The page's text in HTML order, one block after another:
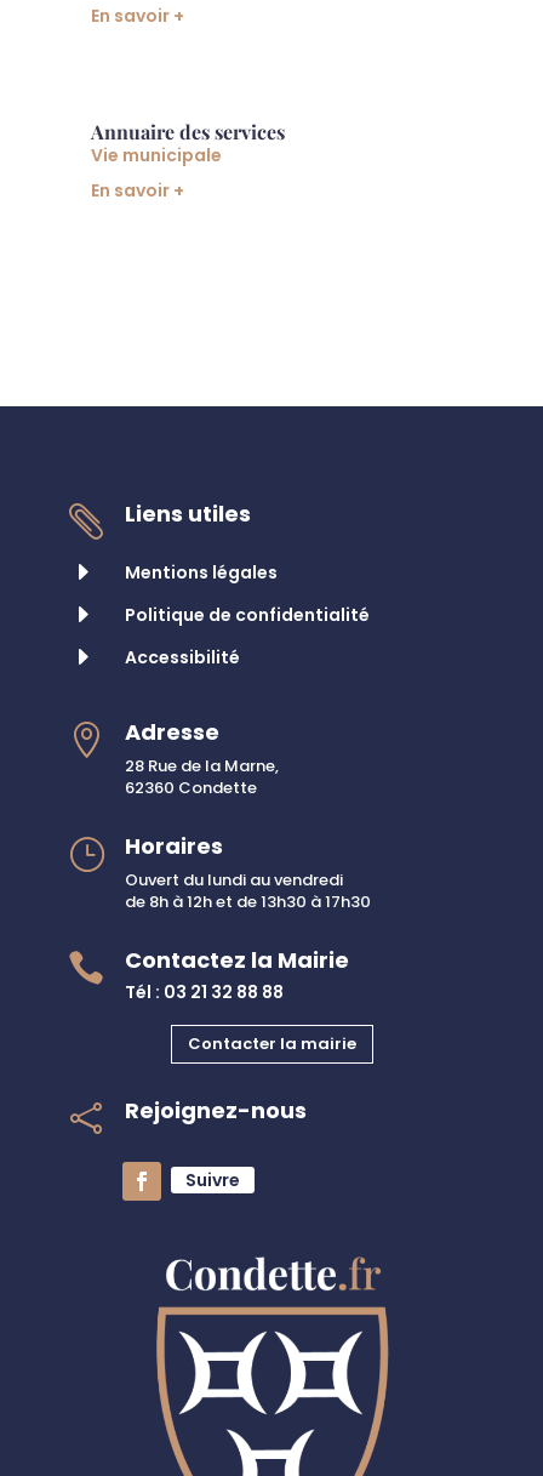
En savoir +
Annuaire des services
Vie municipale
En savoir +

Liens utiles
E
Mentions légales
E Politique de confidentialité
E Accessibilité
 Adresse
28 Rue de la Marne,
62360 Condette
} Horaires
Ouvert du lundi au vendredi
de 8h à 12h et de 13h30 à 17h30
 Contactez la Mairie
Tél : 03 21 32 88 88
Contacter la mairie
 Rejoignez-nous
Suivre